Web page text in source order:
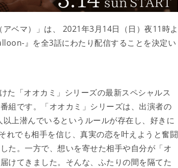
ベマ）」は、 2021年3月14日（日）夜11時よ
』を全3話にわたり配信することを決定い
「オオカミ」シリーズの最新スペシャルス
組です。「オオカミ」シリーズは、出演者の
上潜んでいるというルールが存在し、好きに
れでも相手を信じ、真実の恋を叶えようと奮闘
た。一方で、想いを寄せた相手や自分が「オ
けてきました。そんな、ふたりの間を隔てた